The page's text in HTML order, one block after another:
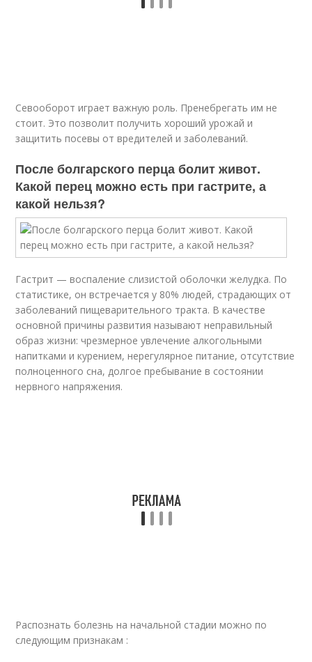
Севооборот играет важную роль. Пренебрегать им не
стоит. Это позволит получить хороший урожай и
защитить посевы от вредителей и заболеваний.
После болгарского перца болит живот.
Какой перец можно есть при гастрите, а
какой нельзя?
Гастрит — воспаление слизистой оболочки желудка. По
статистике, он встречается у 80% людей, страдающих от
заболеваний пищеварительного тракта. В качестве
основной причины развития называют неправильный
образ жизни: чрезмерное увлечение алкогольными
напитками и курением, нерегулярное питание, отсутствие
полноценного сна, долгое пребывание в состоянии
нервного напряжения.
Распознать болезнь на начальной стадии можно по
следующим признакам :